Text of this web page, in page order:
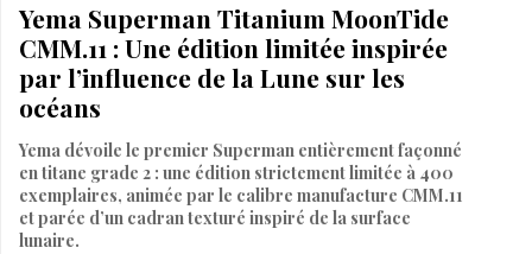
Yema Superman Titanium MoonTide
CMM.11 : Une édition limitée inspirée
par l’influence de la Lune sur les
océans
Yema dévoile le premier Superman entièrement façonné
en titane grade 2 : une édition strictement limitée à 400
exemplaires, animée par le calibre manufacture CMM.11
et parée d’un cadran texturé inspiré de la surface
lunaire.